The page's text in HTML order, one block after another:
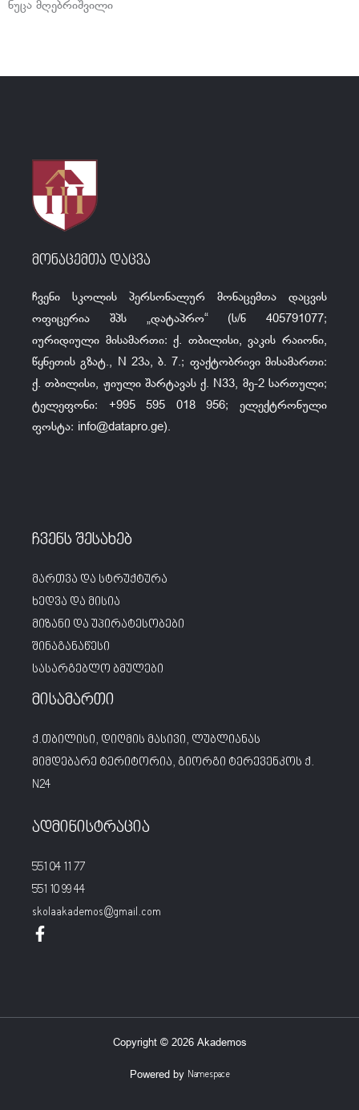
ნუცა მღებრიშვილი
მონაცემთა დაცვა
ჩვენი სკოლის პერსონალურ მონაცემთა დაცვის
ოფიცერია შპს „დატაპრო“ (ს/ნ 405791077;
იურიდიული მისამართი: ქ. თბილისი, ვაკის რაიონი,
წყნეთის გზატ., N 23ა, ბ. 7.; ფაქტობრივი მისამართი:
ქ. თბილისი, ჟიული შარტავას ქ. N33, მე-2 სართული;
ტელეფონი: +995 595 018 956; ელექტრონული
ფოსტა: info@datapro.ge).
ჩვენს შესახებ
მართვა და სტრუქტურა
ხედვა და მისია
მიზანი და უპირატესობები
შინაგანაწესი
სასარგებლო ბმულები
მისამართი
ქ.თბილისი, დიღმის მასივი, ლუბლიანას
მიმდებარე ტერიტორია, გიორგი ტერევენკოს ქ.
N24
ადმინისტრაცია
551 04 11 77
551 10 99 44
skolaakademos@gmail.com
Copyright © 2026 Akademos
Powered by Namespace